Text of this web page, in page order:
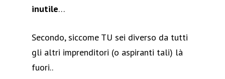
inutile…
Secondo, siccome TU sei diverso da tutti
gli altri imprenditori (o aspiranti tali) là
fuori..